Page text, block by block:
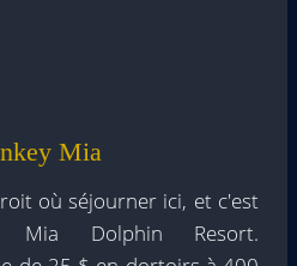
Mia
où séjourner ici, et c'est
Mia Dolphin Resort.